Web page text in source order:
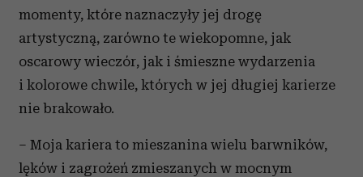
momenty, które naznaczyły jej drogę
artystyczną, zarówno te wiekopomne, jak
oscarowy wieczór, jak i śmieszne wydarzenia
i kolorowe chwile, których w jej długiej karierze
nie brakowało.
– Moja kariera to mieszanina wielu barwników,
lęków i zagrożeń zmieszanych w mocnym